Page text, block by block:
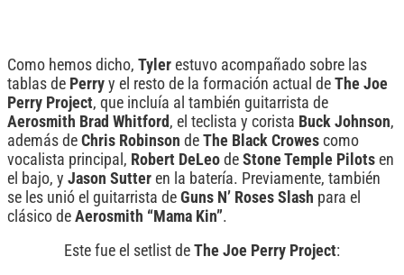
Como hemos dicho, Tyler estuvo acompañado sobre las
tablas de Perry y el resto de la formación actual de The Joe
Perry Project, que incluía al también guitarrista de
Aerosmith Brad Whitford , el teclista y corista Buck Johnson,
además de Chris Robinson de The Black Crowes como
vocalista principal, Robert DeLeo de Stone Temple Pilots en
el bajo, y Jason Sutter en la batería. Previamente, también
se les unió el guitarrista de Guns N’ Roses Slash para el
clásico de Aerosmith “Mama Kin”.
Este fue el setlist de The Joe Perry Project: